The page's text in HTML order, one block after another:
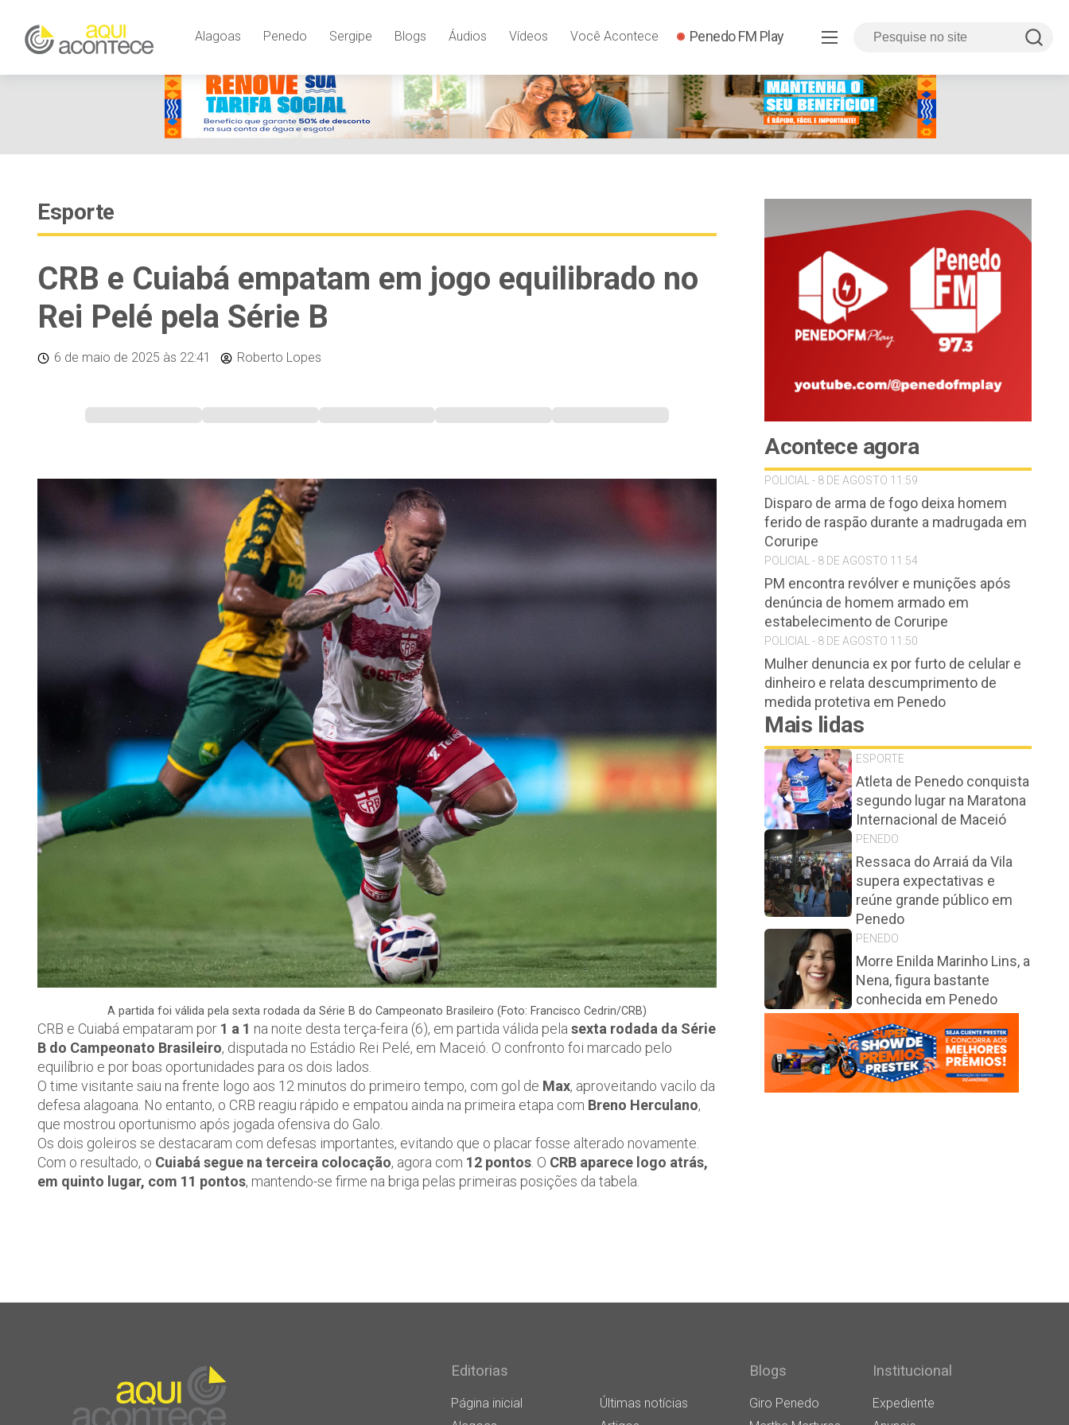
Alagoas Penedo Sergipe Blogs Áudios Vídeos Você Acontece Penedo FM Play
Esporte
CRB e Cuiabá empatam em jogo equilibrado no
Rei Pelé pela Série B
6 de maio de 2025 às 22:41 Roberto Lopes
A partida foi válida pela sexta rodada da Série B do Campeonato Brasileiro (Foto: Francisco Cedrin/CRB)
CRB e Cuiabá empataram por 1 a 1 na noite desta terça-feira (6), em partida válida pela sexta rodada da Série
B do Campeonato Brasileiro, disputada no Estádio Rei Pelé, em Maceió. O confronto foi marcado pelo
equilíbrio e por boas oportunidades para os dois lados.
O time visitante saiu na frente logo aos 12 minutos do primeiro tempo, com gol de Max, aproveitando vacilo da
defesa alagoana. No entanto, o CRB reagiu rápido e empatou ainda na primeira etapa com Breno Herculano,
que mostrou oportunismo após jogada ofensiva do Galo.
Os dois goleiros se destacaram com defesas importantes, evitando que o placar fosse alterado novamente.
Com o resultado, o Cuiabá segue na terceira colocação, agora com 12 pontos. O CRB aparece logo atrás,
em quinto lugar, com 11 pontos, mantendo-se firme na briga pelas primeiras posições da tabela.
Acontece agora
POLICIAL - 8 DE AGOSTO 11:59
Disparo de arma de fogo deixa homem
ferido de raspão durante a madrugada em
Coruripe
POLICIAL - 8 DE AGOSTO 11:54
PM encontra revólver e munições após
denúncia de homem armado em
estabelecimento de Coruripe
POLICIAL - 8 DE AGOSTO 11:50
Mulher denuncia ex por furto de celular e
dinheiro e relata descumprimento de
medida protetiva em Penedo
Mais lidas
ESPORTE
Atleta de Penedo conquista
segundo lugar na Maratona
Internacional de Maceió
PENEDO
Ressaca do Arraiá da Vila
supera expectativas e
reúne grande público em
Penedo
PENEDO
Morre Enilda Marinho Lins, a
Nena, figura bastante
conhecida em Penedo
Editorias
Página inicial
Últimas notícias
Blogs
Giro Penedo
Institucional
Expediente